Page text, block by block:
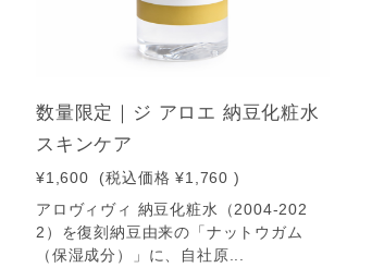
数量限定｜ジ アロエ 納豆化粧水
スキンケア
¥1,600 (税込価格 ¥1,760 )
アロヴィヴィ 納豆化粧水（2004-202
2）を復刻納豆由来の「ナットウガム
（保湿成分）」に、自社原...